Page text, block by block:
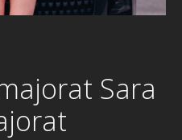
Sara